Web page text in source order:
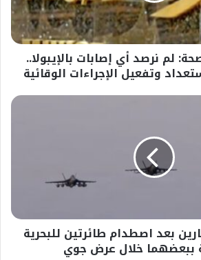
لم نرصد أي إصابات بالإيبولا..
وتفعيل الإجراءات الوقائية
نجاة 4 طيارين بعد اصطدام طائرتين للبحرية
ببعضهما خلال عرض جوي